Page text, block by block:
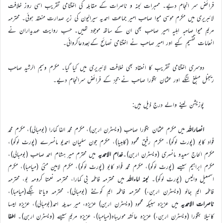
فرائض سر انجام دیے۔ ممبرات لجنہ و ناصرات کے مقابلہ کی اختتامی تقریب اسی روز خلافت
لائبریری میں مکرم موسی میوا صاحب امیر جماعت احمدیہ سیرالیون کی زیر صدارت منعقد ہوئی۔ محترمہ
مریم میوا صاحبہ اہلیہ امیر صاحب بھی ان کے ساتھ موجود تھیں۔ حسب روایت عہدیداران نے
انعامات تقسیم کیے اور امیر صاحب نے اختتامی نصائح کےبعددعاکروائی۔
دوسری اختتامی تقریب کا انعقاد بھی خلافت لائبریری میں کیا گیا۔ مکرم وسیم الرشید صاحب
ریجنل مبلغ لنگے اور عثمان بنگورا صاحب نے ججز کے فرائض سرانجام دیے۔
پوزیشن لینے والے درج ذیل ہیں:
انصاراللہمیں مکرم عثمان بنگورا صاحب (ویسٹرن اربن)، مکرم محمد الفا کمارا (بومبالی)، مکرم محمد
فواد کابو (پورٹ لوکو)، مکرم رفیق محمود (کامبیا)، مکرم جون سلیمان احمدیو مانسرے (پورٹ لوکو)،
مکرم الحاج سعیدو مانسری (ویسٹرن اربن)۔خدام الاحمدیہ میں محترم میر ہشام احمد صاحب (بومبالی)،
مکرم ابراہیم سیسے (پورٹ لوکو)، مکرم محمد فواد کابو (پورٹ لوکو)، مکرم لامین منیٰ (میامبا)، مکرم
اسمعیل والیس (پورٹ لوکو)۔لجنہ اماءاللہمیں محترمہ فاطمہ بی کمارا، محترمہ نعمتا کرومہ بو، محترمہ
فاطمہ ایم جالو (ویسٹرن اربن،) محترمہ فاطمہ ایم کونٹے (بومبالی)، محترمہ ویاتا بنگے(میامبا)،
ناصرات الاحمدیہ میں عزیزہ سبیکہ محمود (ویسٹرن اربن) عزیزہ، میر سدیلہ احمد(بومبالی)، عزیزہ امیسا
کائیلا بنگورا (ویسٹرن اربن،) عزیزہ عائشہ موریباہ(میامبا)، عزیزہ مریم سیسے (ویسٹرن اربن)۔ اطفا